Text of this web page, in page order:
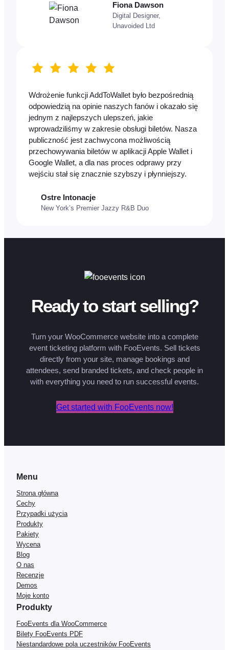
Fiona Dawson
Digital Designer,
Unavoided Ltd
Wdrożenie funkcji AddToWallet było bezpośrednią
odpowiedzią na opinie naszych fanów i okazało się
jednym z najlepszych ulepszeń, jakie
wprowadziliśmy w zakresie obsługi biletów. Nasza
publiczność jest zachwycona możliwością
przechowywania biletów w aplikacji Apple Wallet i
Google Wallet, a dla nas proces odprawy przy
wejściu stał się znacznie szybszy i płynniejszy.
Ostre Intonacje
New York’s Premier Jazzy R&B Duo
Ready to start selling?
Turn your WooCommerce website into a complete
event ticketing platform with FooEvents. Sell tickets
directly from your site, manage bookings and
attendees, send branded tickets, and check people in
with everything you need to run successful events.
Get started with FooEvents now!
Menu
Strona główna
Cechy
Przypadki użycia
Produkty
Pakiety
Wycena
Blog
O nas
Recenzje
Demos
Moje konto
Produkty
FooEvents dla WooCommerce
Bilety FooEvents PDF
Niestandardowe pola uczestników FooEvents